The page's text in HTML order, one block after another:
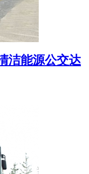
洁能源公交达